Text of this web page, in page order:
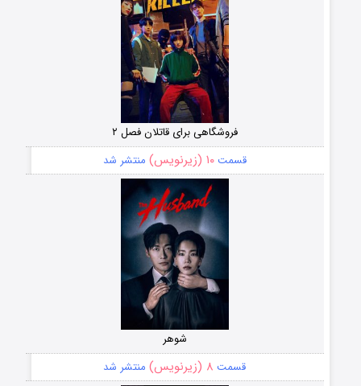
فروشگاهی برای قاتلان فصل ۲
قسمت۱۰ (زیرنویس) منتشر شد
شوهر
قسمت ۸ (زیرنویس) منتشر شد